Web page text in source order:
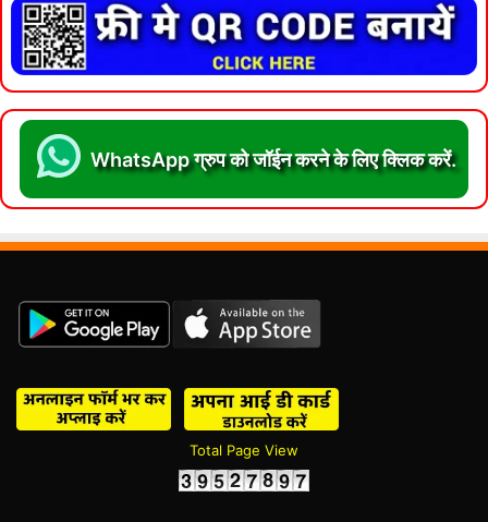
WhatsApp ग्रुप को जॉईन करने के लिए क्लिक करें.
Total Page View